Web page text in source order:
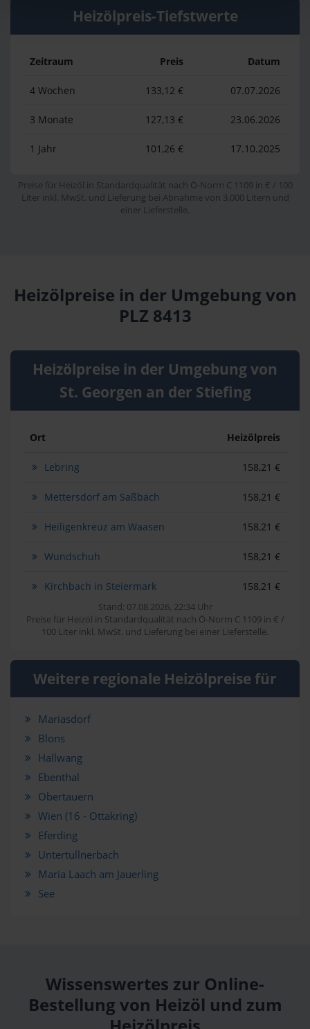
Heizölpreis-Tiefstwerte
Zeitraum Preis Datum
4 Wochen 133,12 € 07.07.2026
3 Monate 127,13 € 23.06.2026
1 Jahr 101,26 € 17.10.2025
Preise für Heizöl in Standardqualität nach Ö-Norm C 1109 in € / 100
Liter inkl. MwSt. und Lieferung bei Abnahme von 3.000 Litern und
einer Lieferstelle.
Heizölpreise in der Umgebung von
PLZ 8413
Heizölpreise in der Umgebung von
St. Georgen an der Stiefing
Ort Heizölpreis
Lebring 158,21 €
Mettersdorf am Saßbach 158,21 €
Heiligenkreuz am Waasen 158,21 €
Wundschuh 158,21 €
Kirchbach in Steiermark 158,21 €
Stand: 07.08.2026, 22:34 Uhr
Preise für Heizöl in Standardqualität nach Ö-Norm C 1109 in € /
100 Liter inkl. MwSt. und Lieferung bei einer Lieferstelle.
Weitere regionale Heizölpreise für
Mariasdorf
Blons
Hallwang
Ebenthal
Obertauern
Wien (16 - Ottakring)
Eferding
Untertullnerbach
Maria Laach am Jauerling
See
Wissenswertes zur Online-
Bestellung von Heizöl und zum